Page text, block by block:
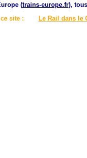
(trains-europe.fr),
site :
Le Rail dans le